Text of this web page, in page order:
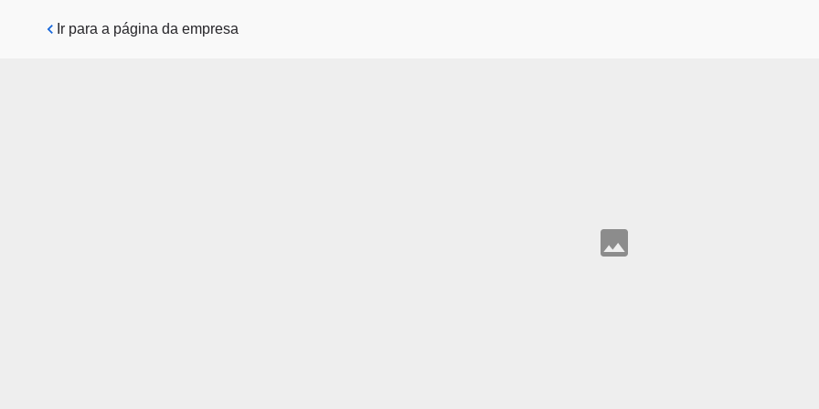
Pular para o conteúdo principal
Ir para a página da empresa